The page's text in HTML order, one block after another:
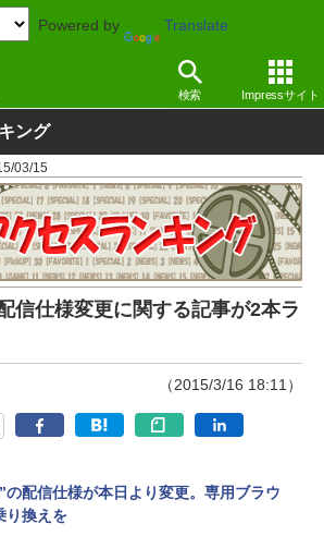
Powered by Translate
検索 Impressサイト
ング
03/15
信仕様変更に関する記事が2本ラ
（2015/3/16 18:11）
の配信仕様が本日より変更。専用ブラウ
り換えを